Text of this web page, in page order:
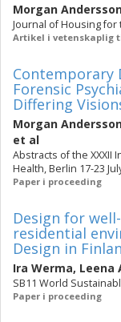
Morgan
Journal of Housing for
Artikel i vetenskaplig
Contemporary
Forensic
Differing
Morgan
et al
Abstracts of the XXXII
Health, Berlin 17-23
Paper i proceeding
Design for
residential
Design in
Ira Werma, Leena
SB11 World
Paper i proceeding